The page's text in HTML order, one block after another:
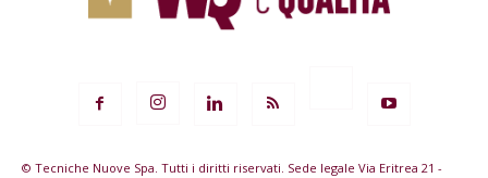
© Tecniche Nuove Spa. Tutti i diritti riservati. Sede legale Via Eritrea 21 -